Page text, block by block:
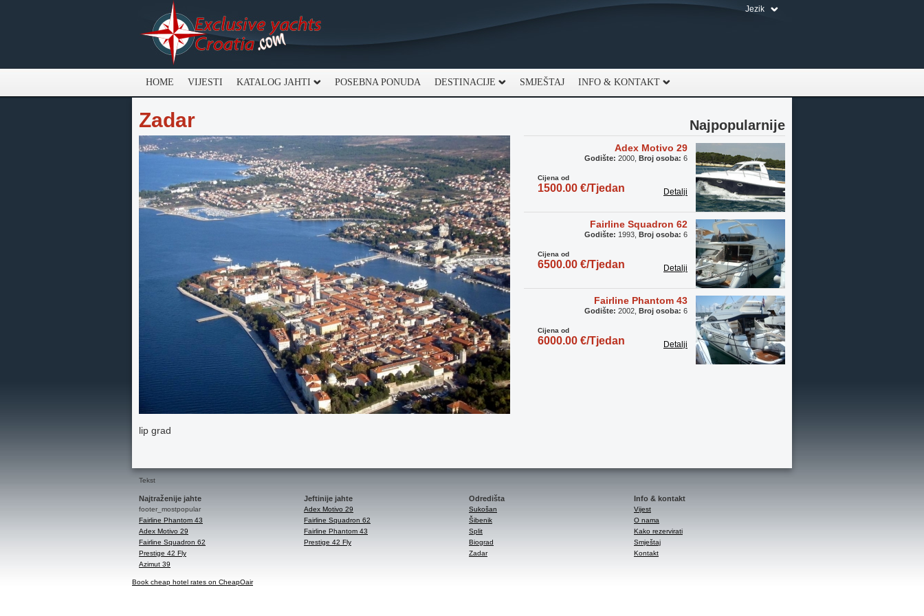
Jezik
HOME VIJESTI KATALOG JAHTI POSEBNA PONUDA DESTINACIJE SMJEŠTAJ INFO & KONTAKT
Zadar
lip grad
Najpopularnije
Adex Motivo 29
Godište: 2000, Broj osoba: 6
Cijena od
1500.00 €/Tjedan Detalji
Fairline Squadron 62
Godište: 1993, Broj osoba: 6
Cijena od
6500.00 €/Tjedan Detalji
Fairline Phantom 43
Godište: 2002, Broj osoba: 6
Cijena od
6000.00 €/Tjedan Detalji
Tekst
Najtraženije jahte
footer_mostpopular
Fairline Phantom 43
Adex Motivo 29
Fairline Squadron 62
Prestige 42 Fly
Azimut 39
Jeftinije jahte
Adex Motivo 29
Fairline Squadron 62
Fairline Phantom 43
Prestige 42 Fly
Odredišta
Sukošan
Šibenik
Split
Biograd
Zadar
Info & kontakt
Vijest
O nama
Kako rezervirati
Smještaj
Kontakt
Book cheap hotel rates on CheapOair